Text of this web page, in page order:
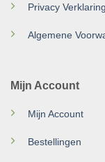
Privacy Verklaring
Algemene
Mijn Account
Mijn Account
Bestellingen